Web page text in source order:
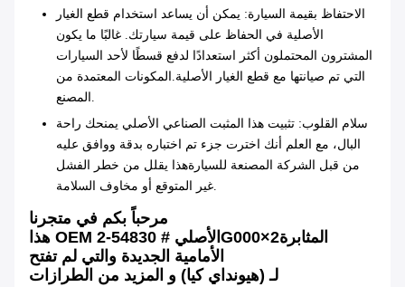
الاحتفاظ بقيمة السيارة: يمكن أن يساعد استخدام قطع الغيار
الأصلية في الحفاظ على قيمة سيارتك. غالبًا ما يكون
المشترون المحتملون أكثر استعدادًا لدفع قسطًا لأحد السيارات
التي تم صيانتها مع قطع الغيار الأصلية.المكونات المعتمدة من
سلام القلوب: تثبيت هذا المثبت الصناعي الأصلي يمنحك راحة
البال، مع العلم أنك اخترت جزء تم اختباره بدقة ووافق عليه
من قبل الشركة المصنعة للسيارةهذا يقلل من خطر الفشل
مرحباً بكم في متجرنا
هذا OEM الأصلي # 54830-2G000×2المثابرة
الأمامية الجديدة والتي لم تفتح
لـ (هيونداي كيا) و المزيد من الطرازات